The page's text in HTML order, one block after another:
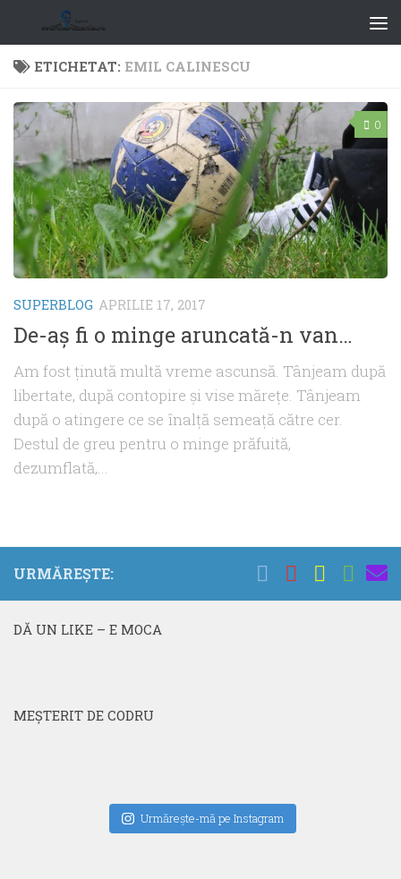
ETICHETAT: EMIL CALINESCU
0
SUPERBLOG APRILIE 17, 2017
De-aş fi o minge aruncată-n van…
Am fost ţinută multă vreme ascunsă. Tânjeam după
libertate, după contopire şi vise măreţe. Tânjeam
după o atingere ce se înalţă semeaţă către cer.
Destul de greu pentru o minge prăfuită,
dezumflată,...
URMĂREȘTE:
DĂ UN LIKE – E MOCA
MEŞTERIT DE CODRU
Urmăreşte-mă pe Instagram